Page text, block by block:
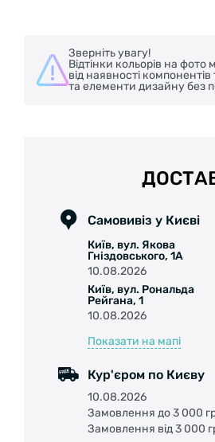
Зверніть увагу!
Відтінки кольорів на
від наявності
та елементи дизайну без
Самовивіз у Києві
Київ, вул. Якова
Гніздовського, 1А
10.08.2026
Київ, вул. Рональда
Рейгана, 1
10.08.2026
Показати на мапі
Кур'єром по Києву
10.08.2026
Замовлення до 3 000
Замовлення від 3 000